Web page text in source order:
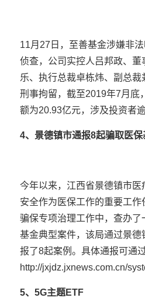
11月27日，至善基金涉嫌非
侦查，公司实控人吕邦政、
乐、执行总裁卓栋炜、副总
刑事拘留，截至2019年7月底
额为20.93亿元，涉及投资者逾
4、景德镇市通报8起骗取医保
今年以来，江西省景德镇市
安全作为医保工作的重要工
骗保专项治理工作中，查办
基金典型案件，该局通过景
报了8起案例。具体通报可通
http://jxjdz.jxnews.com.cn/
5、5G主题ETF